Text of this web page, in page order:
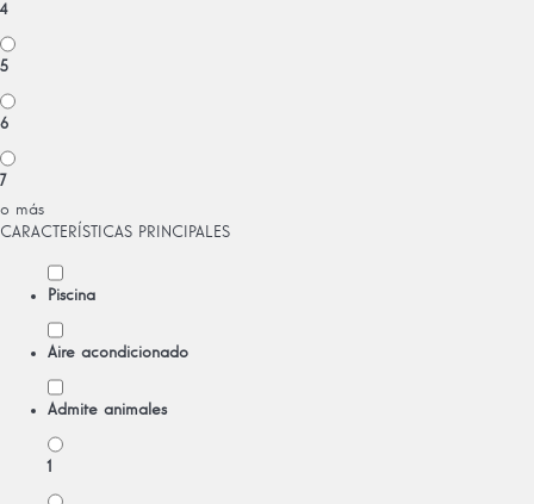
4
5
6
7
o más
CARACTERÍSTICAS PRINCIPALES
Piscina
Aire acondicionado
Admite animales
1